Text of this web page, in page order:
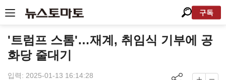
구독
'트럼프 스톰'…재계, 취임식 기부에 공
화당 줄대기
입력: 2025-01-13 16:14:28